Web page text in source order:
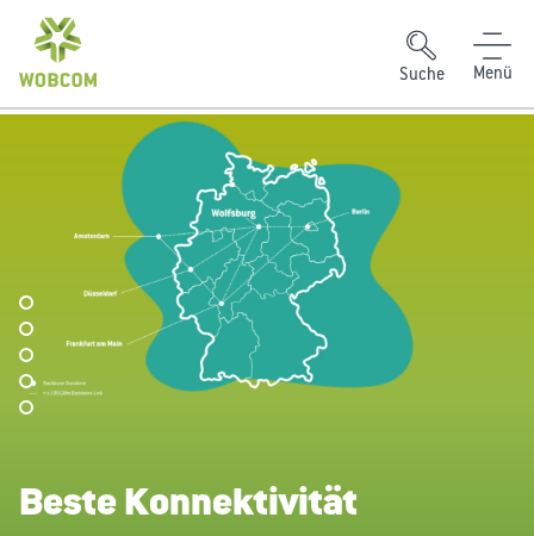
Zum Inhalt springen
Suche
Beste Konnektivität